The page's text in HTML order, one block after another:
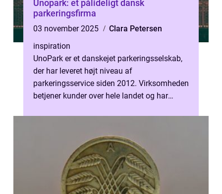
Unopark: et pålideligt dansk
parkeringsfirma
03 november 2025
Clara Petersen
inspiration
UnoPark er et danskejet parkeringsselskab,
der har leveret højt niveau af
parkeringsservice siden 2012. Virksomheden
betjener kunder over hele landet og har